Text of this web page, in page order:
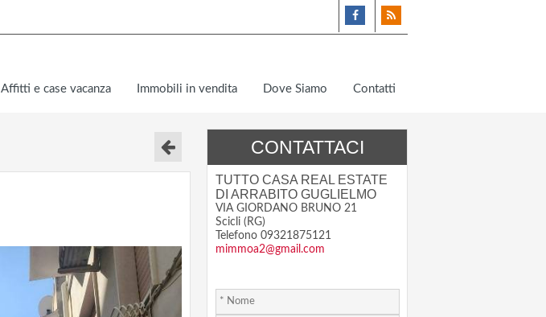
Affitti e case vacanza Immobili in vendita Dove Siamo Contatti
CONTATTACI
TUTTO CASA REAL ESTATE
DI ARRABITO GUGLIELMO
VIA GIORDANO BRUNO 21
Scicli (RG)
Telefono 09321875121
mimmoa2@gmail.com